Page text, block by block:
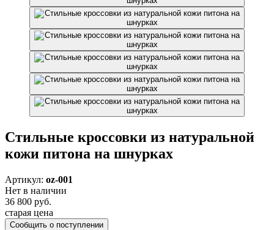
Стильные кроссовки из натуральной
кожи питона на шнурках
Артикул: oz-001
Нет в наличии
36 800 руб.
старая цена
Сообщить о поступлении